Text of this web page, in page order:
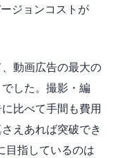
ジョンコストが
動画広告の最大の
した。撮影・編
比べて手間も費用
えあれば突破でき
目指しているのは